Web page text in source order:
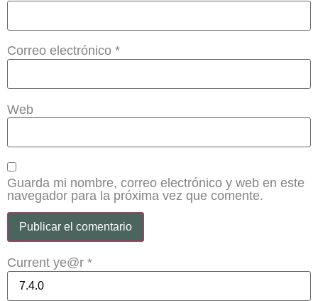
Correo electrónico *
Web
Guarda mi nombre, correo electrónico y web en este
navegador para la próxima vez que comente.
Current ye@r *